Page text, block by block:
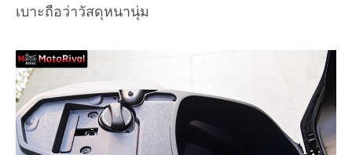
เบาะถือว่าวัสดุหนานุ่ม